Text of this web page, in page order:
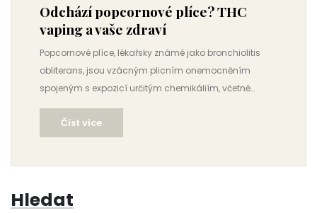
Odchází popcornové plíce? THC
vaping a vaše zdraví
Popcornové plíce, lékařsky známé jako bronchiolitis
obliterans, jsou vzácným plicním onemocněním
spojeným s expozicí určitým chemikáliím, včetně
diacetylu, který se nachází v některých vapovacích
olejích. Lidé se často ptají, zda se tato nemoc dá
zvrátit. Tento článek se zabývá příznaky, příčinami a
svém zdraví.
Číst více
Hledat